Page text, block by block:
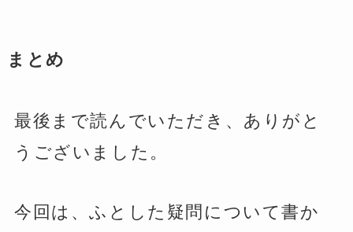
まとめ
最後まで読んでいただき、ありがと
うございました。
今回は、ふとした疑問について書か